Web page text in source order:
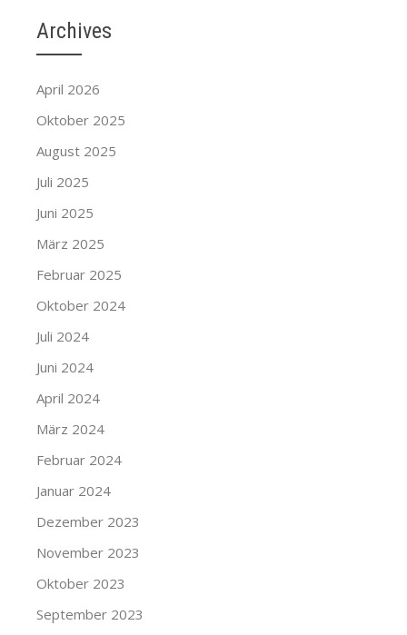
Archives
April 2026
Oktober 2025
August 2025
Juli 2025
Juni 2025
März 2025
Februar 2025
Oktober 2024
Juli 2024
Juni 2024
April 2024
März 2024
Februar 2024
Januar 2024
Dezember 2023
November 2023
Oktober 2023
September 2023